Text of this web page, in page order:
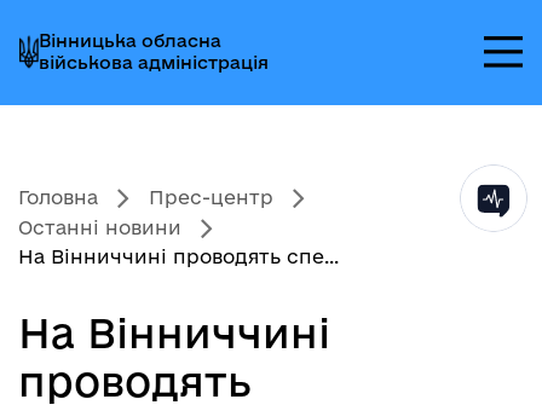
до
головного
меню
до
головного
вмісту
до
головного
колонтитула
Вінницька обласна
військова адміністрація
Головна
Прес-центр
Останні новини
На Вінниччині проводять спе...
На Вінниччині
проводять